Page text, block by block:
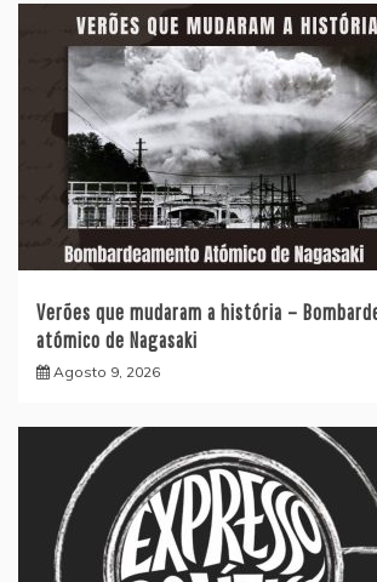
Verões que mudaram a história –
atómico de Nagasaki
Agosto 9, 2026